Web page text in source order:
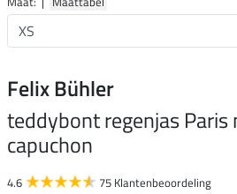
Felix Bühler
teddybont regenjas Paris
capuchon
4.6 75 Klantenbeoordeling